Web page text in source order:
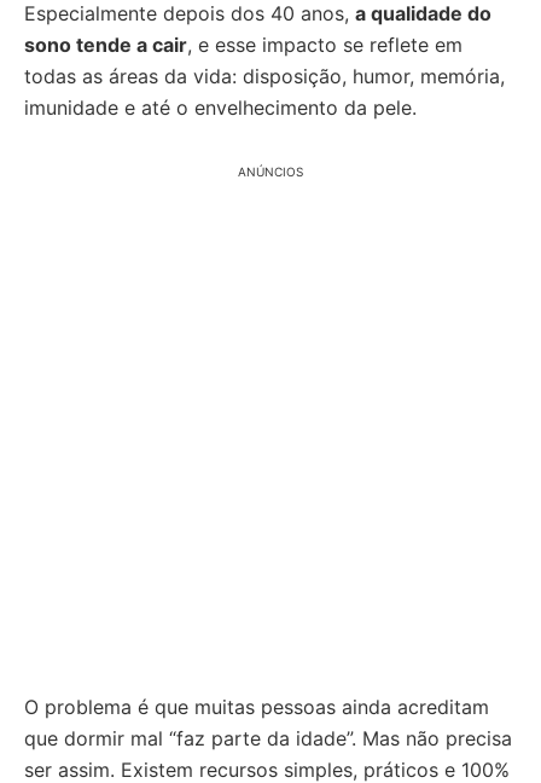
Especialmente depois dos 40 anos, a qualidade do
sono tende a cair, e esse impacto se reflete em
todas as áreas da vida: disposição, humor, memória,
imunidade e até o envelhecimento da pele.
ANÚNCIOS
O problema é que muitas pessoas ainda acreditam
que dormir mal “faz parte da idade”. Mas não precisa
ser assim. Existem recursos simples, práticos e 100%